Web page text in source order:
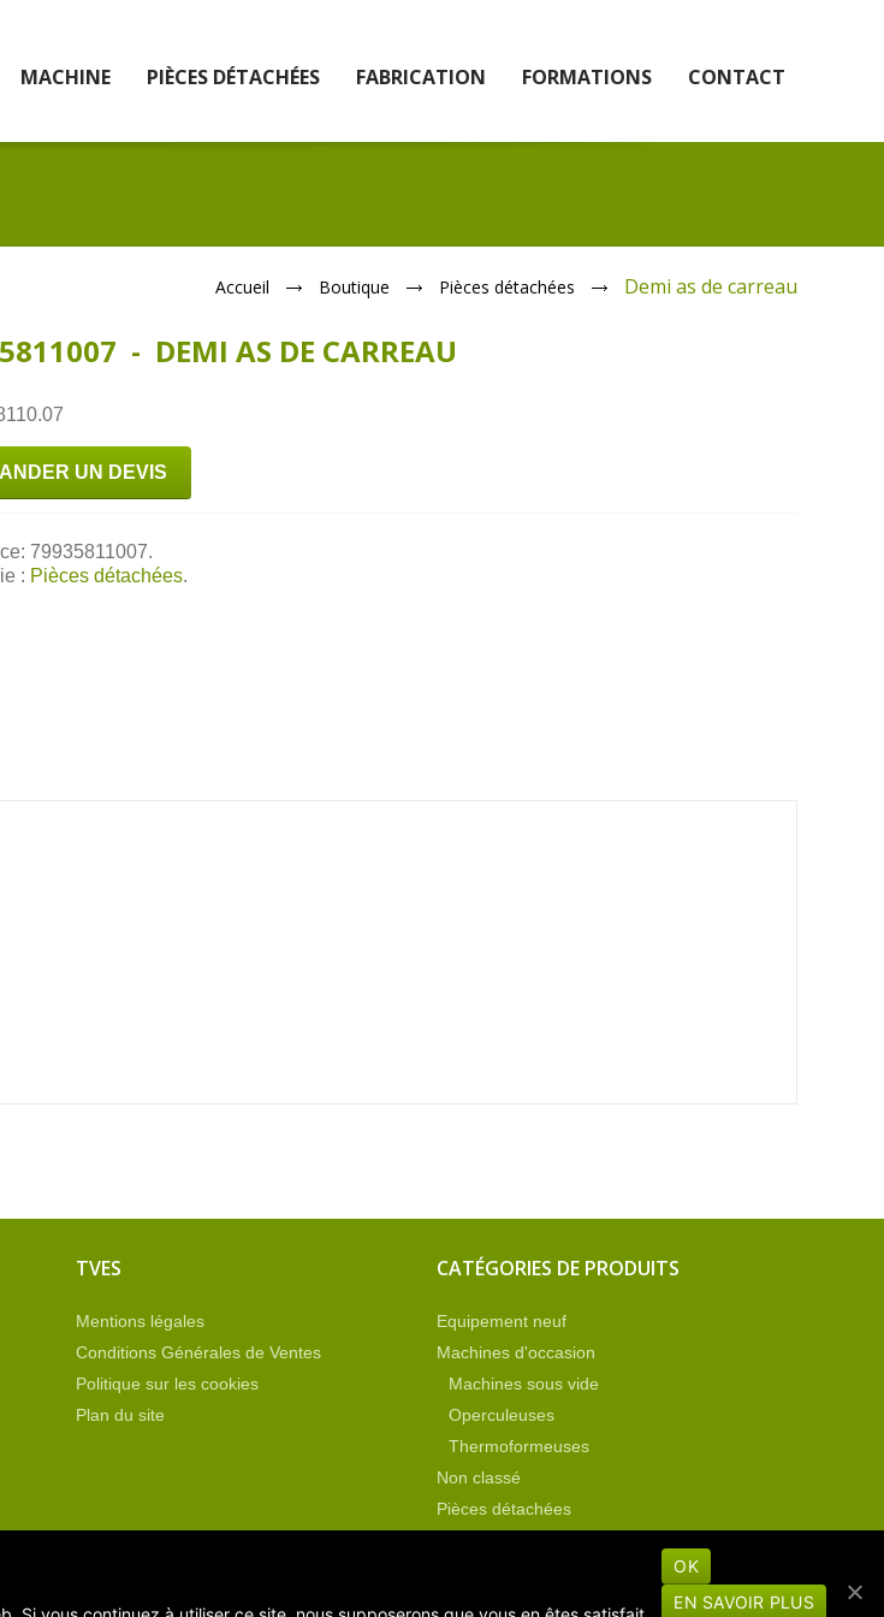
MACHINE PIÈCES DÉTACHÉES FABRICATION FORMATIONS CONTACT
Accueil Boutique Pièces détachées Demi as de carreau
- DEMI AS DE CARREAU
UN DEVIS
79935811007.
: Pièces détachées.
TVES
Mentions légales
Conditions Générales de Ventes
Politique sur les cookies
Plan du site
CATÉGORIES DE PRODUITS
Equipement neuf
Machines d'occasion
Machines sous vide
Operculeuses
Thermoformeuses
Non classé
Pièces détachées
OK
EN SAVOIR PLUS